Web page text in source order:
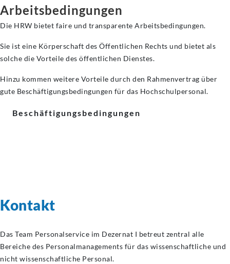
Arbeitsbedingungen
Die HRW bietet faire und transparente Arbeitsbedingungen.
Sie ist eine Körperschaft des Öffentlichen Rechts und bietet als
solche die Vorteile des öffentlichen Dienstes.
Hinzu kommen weitere Vorteile durch den Rahmenvertrag über
gute Beschäftigungsbedingungen für das Hochschulpersonal.
Beschäftigungsbedingungen
Kontakt
Das Team Personalservice im Dezernat I betreut zentral alle
Bereiche des Personalmanagements für das wissenschaftliche und
nicht wissenschaftliche Personal.